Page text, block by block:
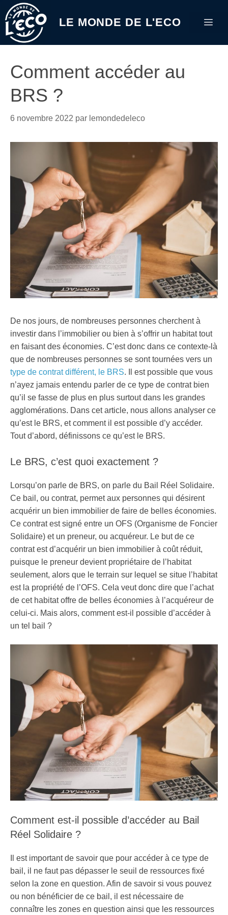
Aller
au
contenu
LE MONDE DE L'ECO
Comment accéder au
BRS ?
6 novembre 2022 par lemondedeleco
De nos jours, de nombreuses personnes cherchent à
investir dans l’immobilier ou bien à s’offrir un habitat tout
en faisant des économies. C’est donc dans ce contexte-là
que de nombreuses personnes se sont tournées vers un
type de contrat différent, le BRS. Il est possible que vous
n’ayez jamais entendu parler de ce type de contrat bien
qu’il se fasse de plus en plus surtout dans les grandes
agglomérations. Dans cet article, nous allons analyser ce
qu’est le BRS, et comment il est possible d’y accéder.
Tout d’abord, définissons ce qu’est le BRS.
Le BRS, c’est quoi exactement ?
Lorsqu’on parle de BRS, on parle du Bail Réel Solidaire.
Ce bail, ou contrat, permet aux personnes qui désirent
acquérir un bien immobilier de faire de belles économies.
Ce contrat est signé entre un OFS (Organisme de Foncier
Solidaire) et un preneur, ou acquéreur. Le but de ce
contrat est d’acquérir un bien immobilier à coût réduit,
puisque le preneur devient propriétaire de l’habitat
seulement, alors que le terrain sur lequel se situe l’habitat
est la propriété de l’OFS. Cela veut donc dire que l’achat
de cet habitat offre de belles économies à l’acquéreur de
celui-ci. Mais alors, comment est-il possible d’accéder à
un tel bail ?
Comment est-il possible d’accéder au Bail
Réel Solidaire ?
Il est important de savoir que pour accéder à ce type de
bail, il ne faut pas dépasser le seuil de ressources fixé
selon la zone en question. Afin de savoir si vous pouvez
ou non bénéficier de ce bail, il est nécessaire de
connaître les zones en question ainsi que les ressources